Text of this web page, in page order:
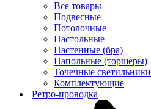
Все товары
Подвесные
Потолочные
Настольные
Настенные (бра)
Напольные (торшеры)
Точечные светильники
Комплектующие
Ретро-проводка